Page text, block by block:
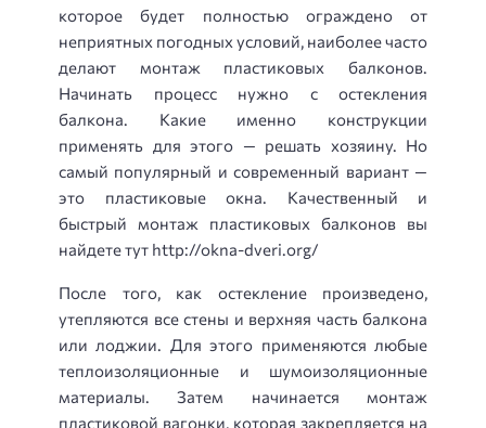
которое будет полностью ограждено от
неприятных погодных условий, наиболее часто
делают монтаж пластиковых балконов.
Начинать процесс нужно с остекления
балкона. Какие именно конструкции
применять для этого — решать хозяину. Но
самый популярный и современный вариант —
это пластиковые окна. Качественный и
быстрый монтаж пластиковых балконов вы
найдете тут http://okna-dveri.org/
После того, как остекление произведено,
утепляются все стены и верхняя часть балкона
или лоджии. Для этого применяются любые
теплоизоляционные и шумоизоляционные
материалы. Затем начинается монтаж
пластиковой вагонки, которая закрепляется на